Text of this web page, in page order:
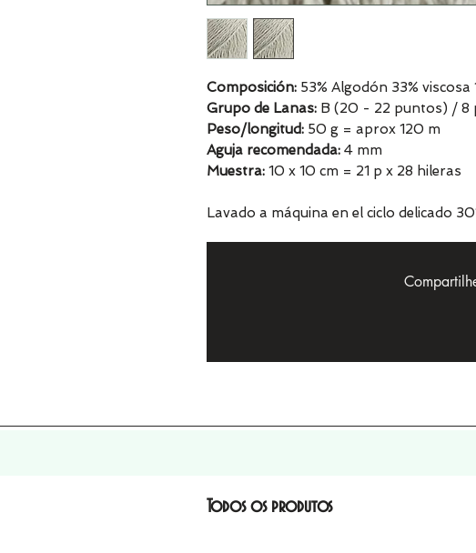
Composición: 53% Algodón 33% viscosa
Grupo de Lanas: B (20 - 22 puntos) / 8
Peso/longitud: 50 g = aprox 120 m
Aguja recomendada: 4 mm
Muestra: 10 x 10 cm = 21 p x 28 hileras
Lavado a máquina en el ciclo delicado
Todos os produtos